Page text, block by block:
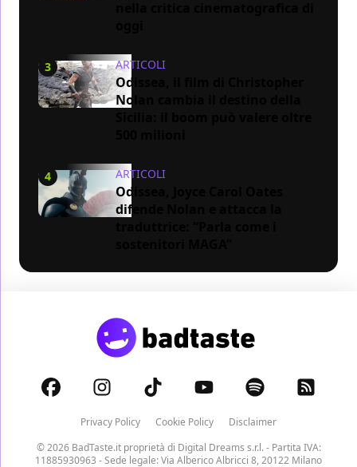
3 ARTICOLI
Odissea, il film di Christopher
Nolan cambia il destino della
4 ARTICOLI
Odissea, Joyce Carol Oates
difende Nolan e attacca la
Privacy Policy Cookie Policy
Disclaimer
© 2026 BadTaste.it proprietà di Digital Dreams s.r.l.- Partita IVA:
11885930963 - Sede legale: Via Alberico Albricci 8, 20122 Milano